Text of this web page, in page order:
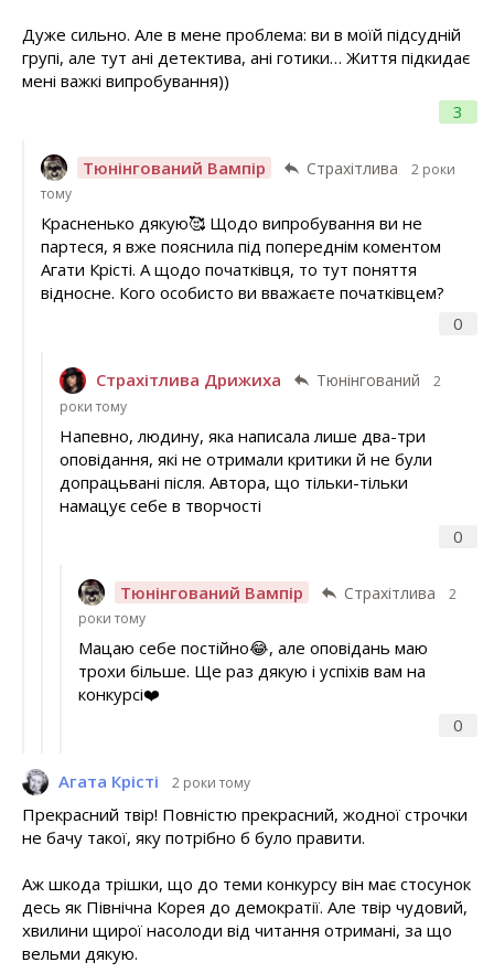
3
Дуже сильно. Але в мене проблема: ви в моїй підсудній
групі, але тут ані детектива, ані готики… Життя підкидає
мені важкі випробування))
Тюнінгований Вампір Страхітлива
2 роки
тому
0
Красненько дякую🥰 Щодо випробування ви не
партеся, я вже пояснила під попереднім коментом
Агати Крісті. А щодо початківця, то тут поняття
відносне. Кого особисто ви вважаєте початківцем?
Страхітлива Дрижиха Тюнінгований
2
роки тому
0
Напевно, людину, яка написала лише два-три
оповідання, які не отримали критики й не були
допрацьвані після. Автора, що тільки-тільки
намацує себе в творчості
Тюнінгований Вампір Страхітлива
2
роки тому
0
Мацаю себе постійно😂, але оповідань маю
трохи більше. Ще раз дякую і успіхів вам на
конкурсі❤️
Агата Крісті 2 роки тому
Прекрасний твір! Повністю прекрасний, жодної строчки
не бачу такої, яку потрібно б було правити.
Аж шкода трішки, що до теми конкурсу він має стосунок
десь як Північна Корея до демократії. Але твір чудовий,
хвилини щирої насолоди від читання отримані, за що
вельми дякую.